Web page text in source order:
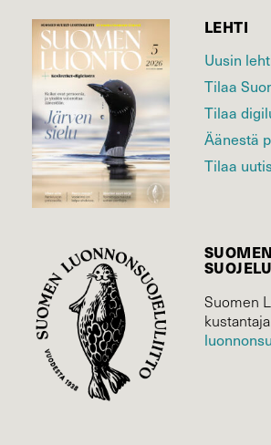
LEHTI
Uusin
Tilaa
Tilaa
Äänestä
Tilaa
Suomen